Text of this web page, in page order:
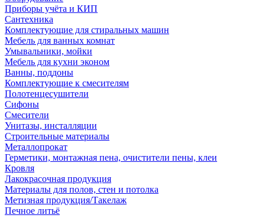
Приборы учёта и КИП
Сантехника
Комплектующие для стиральных машин
Мебель для ванных комнат
Умывальники, мойки
Мебель для кухни эконом
Ванны, поддоны
Комплектующие к смесителям
Полотенцесушители
Сифоны
Смесители
Унитазы, инсталляции
Строительные материалы
Металлопрокат
Герметики, монтажная пена, очистители пены, клеи
Кровля
Лакокрасочная продукция
Материалы для полов, стен и потолка
Метизная продукция/Такелаж
Печное литьё